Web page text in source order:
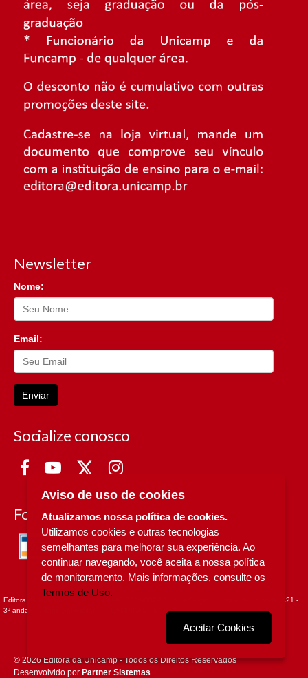
Newsletter
Nome:
Email:
Enviar
Socialize conosco
Formas de Pagamento
Editora da Unicamp - CNPJ n° 49.607.336/0002-97 - Rua Sérgio Buarque de Holanda, 421 -
3º andar - Cidade Universitária - - CAMPINAS - SP
© 2026 Editora da Unicamp - Todos os Direitos Reservados
Desenvolvido por Partner Sistemas
Aviso de uso de cookies
Atualizamos nossa política de cookies.
Utilizamos cookies e outras tecnologias
semelhantes para melhorar sua experiência. Ao
continuar navegando, você aceita a nossa política
de monitoramento. Mais informações, consulte os
Termos de Uso.
Aceitar Cookies